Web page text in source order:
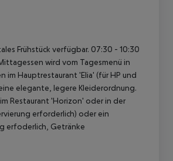
Frühstück verfügbar. 07:30 - 10:30
wird vom Tagesmenü in
im Hauptrestaurant 'Elia' (für HP und
elegante, legere Kleiderordnung.
Restaurant 'Horizon' oder in der
erforderlich) oder ein
erfoderlich, Getränke